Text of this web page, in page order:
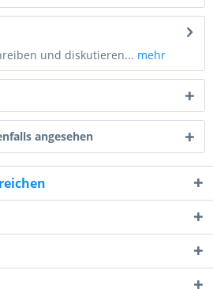
und diskutieren... mehr
angesehen